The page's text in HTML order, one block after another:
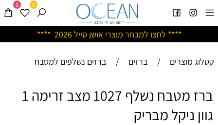
**** לחצו למבחר מוצרי אושן סייל 2026 ****
0 0
קטלוג מוצרים / ברזים / ברזים נשלפים למטבח
ברז מטבח נשלף 1027 מצב זרימה 1
גוון ניקל מבריק